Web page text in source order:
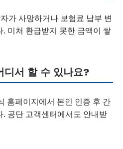
가 사망하거나 보험료 납부 변
미처 환급받지 못한 금액이 쌓
디서 할 수 있나요?
홈페이지에서 본인 인증 후 간
공단 고객센터에서도 안내받